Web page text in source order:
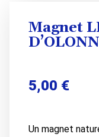
Magnet
5,00 €
Un magnet